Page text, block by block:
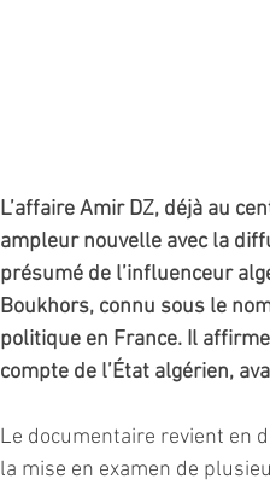
L’affaire Amir DZ, déjà au
ampleur nouvelle avec la
présumé de l’influenceur
Boukhors, connu sous le
politique en France. Il
compte de l’État algérien,
Le documentaire revient en
la mise en examen de